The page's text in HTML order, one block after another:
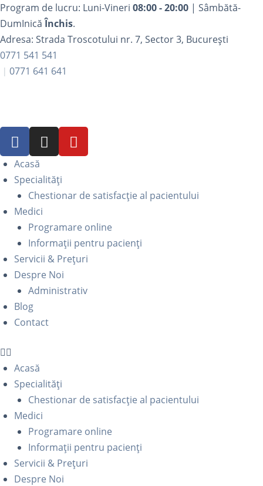
Program de lucru: Luni-Vineri 08:00 - 20:00 | Sâmbătă-
DumInicăÎnchis.
Adresa: Strada Troscotului nr. 7, Sector 3, București
0771 541 541
0771 641 641
Acasă
Specialități
Chestionar de satisfacție al pacientului
Medici
Programare online
Informații pentru pacienți
Servicii & Prețuri
Despre Noi
Administrativ
Blog
Contact
Acasă
Specialități
Chestionar de satisfacție al pacientului
Medici
Programare online
Informații pentru pacienți
Servicii & Prețuri
Despre Noi